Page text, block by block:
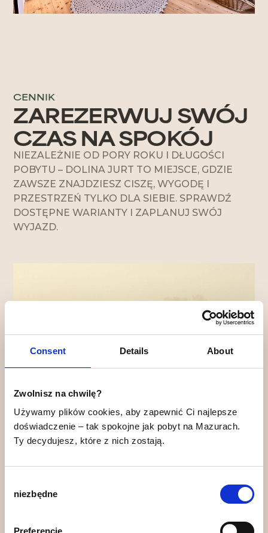
Consent Details About
Zwolnisz na chwilę?
Używamy plików cookies, aby zapewnić Ci najlepsze
doświadczenie – tak spokojne jak pobyt na Mazurach.
Ty decydujesz, które z nich zostają.
Selection
niezbędne
Preferencje
CENNIK
ZAREZERWUJ SWÓJ
CZAS NA SPOKÓJ
NIEZALEŻNIE OD PORY ROKU I DŁUGOŚCI
POBYTU – DOLINA JURT TO MIEJSCE, GDZIE
ZAWSZE ZNAJDZIESZ CISZĘ, WYGODĘ I
PRZESTRZEŃ TYLKO DLA SIEBIE. SPRAWDŹ
DOSTĘPNE WARIANTY I ZAPLANUJ SWÓJ
WYJAZD.
550PLN